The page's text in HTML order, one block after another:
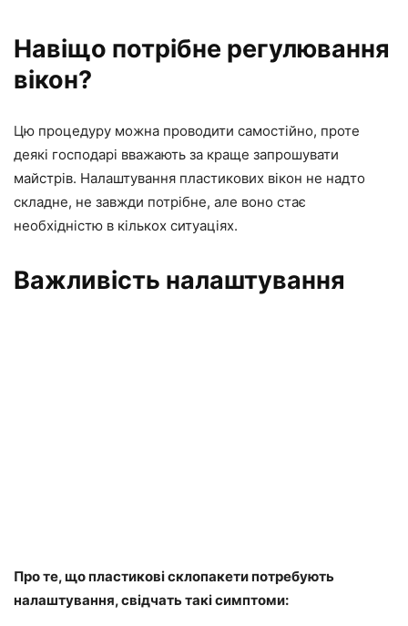
Навіщо потрібне регулювання
вікон?
Цю процедуру можна проводити самостійно, проте
деякі господарі вважають за краще запрошувати
майстрів. Налаштування пластикових вікон не надто
складне, не завжди потрібне, але воно стає
необхідністю в кількох ситуаціях.
Важливість налаштування
Про те, що пластикові склопакети потребують
налаштування, свідчать такі симптоми: